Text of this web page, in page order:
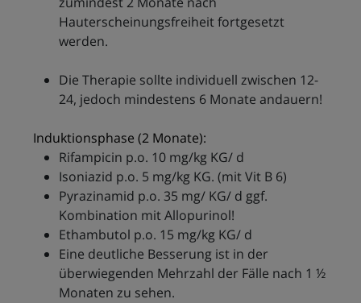
Hauterscheinungsfreiheit fortgesetzt
werden.
Die Therapie sollte individuell zwischen 12-
24, jedoch mindestens 6 Monate andauern!
Induktionsphase (2 Monate):
Rifampicin p.o. 10 mg/kg KG/ d
Isoniazid p.o. 5 mg/kg KG. (mit Vit B 6)
Pyrazinamid p.o. 35 mg/ KG/ d ggf.
Kombination mit Allopurinol!
Ethambutol p.o. 15 mg/kg KG/ d
Eine deutliche Besserung ist in der
überwiegenden Mehrzahl der Fälle nach 1 ½
Monaten zu sehen.